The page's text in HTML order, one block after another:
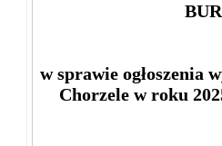
w sprawie ogłoszenia
Chorzele w roku